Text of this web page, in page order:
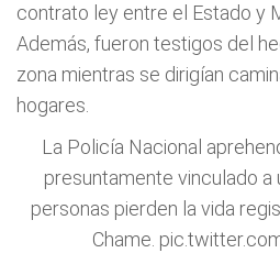
contrato ley entre el Estado y
Además, fueron testigos del
zona mientras se dirigían
hogares.
La Policía Nacional
presuntamente vinculado a
personas pierden la vida
Chame.